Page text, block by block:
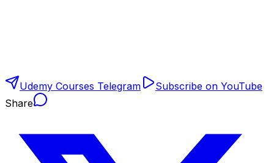
Udemy Courses Telegram
Subscribe on YouTube
Share